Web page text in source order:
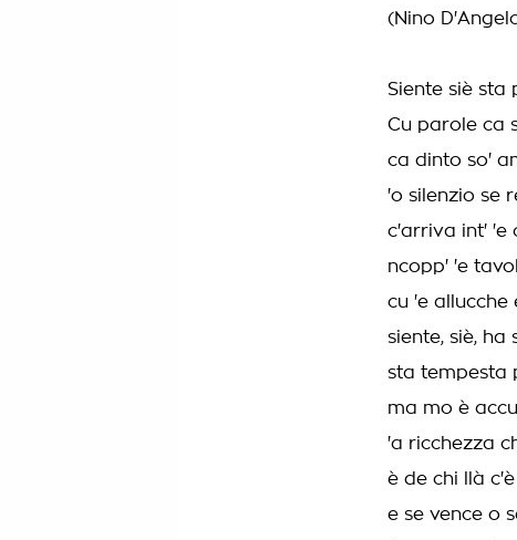
(Nino
Siente siè sta
Cu parole ca
ca dinto so'
'o silenzio se
c'arriva int' 'e
ncopp' 'e
cu 'e allucche
siente, siè, ha
sta tempesta
ma mo è
'a ricchezza
è de chi llà
e se vence o